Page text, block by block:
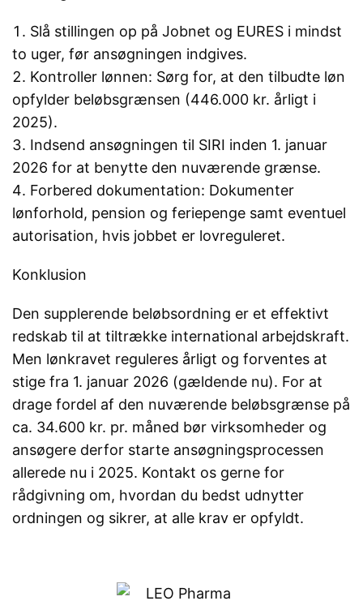
Slå stillingen op på Jobnet og EURES i mindst
to uger, før ansøgningen indgives.
Kontroller lønnen: Sørg for, at den tilbudte løn
opfylder beløbsgrænsen (446.000 kr. årligt i
2025).
Indsend ansøgningen til SIRI inden 1. januar
2026 for at benytte den nuværende grænse.
Forbered dokumentation: Dokumenter
lønforhold, pension og feriepenge samt eventuel
autorisation, hvis jobbet er lovreguleret.
Konklusion
Den supplerende beløbsordning er et effektivt
redskab til at tiltrække international arbejdskraft.
Men lønkravet reguleres årligt og forventes at
stige fra 1. januar 2026 (gældende nu). For at
drage fordel af den nuværende beløbsgrænse på
ca. 34.600 kr. pr. måned bør virksomheder og
ansøgere derfor starte ansøgningsprocessen
allerede nu i 2025. Kontakt os gerne for
rådgivning om, hvordan du bedst udnytter
ordningen og sikrer, at alle krav er opfyldt.